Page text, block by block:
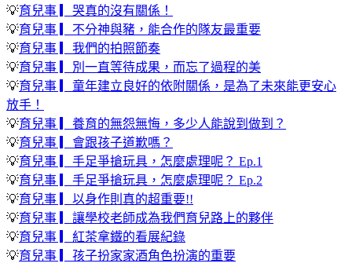
💡育兒事 ▎哭真的沒有關係！
💡育兒事 ▎不分神與豬，能合作的隊友最重要
💡育兒事 ▎我們的拍照節奏
💡育兒事 ▎別一直等待成果，而忘了過程的美
💡育兒事 ▎童年建立良好的依附關係，是為了未來能更安心
放手！
💡育兒事 ▎養育的無怨無悔，多少人能說到做到？
💡育兒事 ▎會跟孩子道歉嗎？
💡育兒事 ▎手足爭搶玩具，怎麼處理呢？ Ep.1
💡育兒事 ▎手足爭搶玩具，怎麼處理呢？ Ep.2
💡育兒事 ▎以身作則真的超重要!!
💡育兒事 ▎讓學校老師成為我們育兒路上的夥伴
💡育兒事 ▎紅茶拿鐵的看展紀錄
💡育兒事 ▎孩子扮家家酒角色扮演的重要